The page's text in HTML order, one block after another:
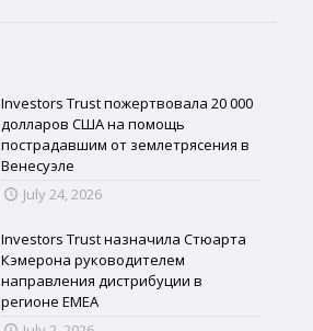
Investors Trust пожертвовала 20 000
долларов США на помощь
пострадавшим от землетрясения в
Венесуэле
July 24, 2026
Investors Trust назначила Стюарта
Кэмерона руководителем
направления дистрибуции в
регионе EMEA